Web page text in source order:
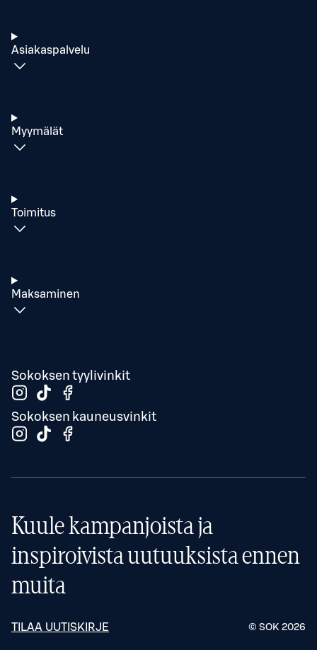
Asiakaspalvelu
Myymälät
Toimitus
Maksaminen
Sokoksen tyylivinkit
Sokoksen kauneusvinkit
Kuule kampanjoista ja
inspiroivista uutuuksista ennen
muita
TILAA UUTISKIRJE © SOK 2026